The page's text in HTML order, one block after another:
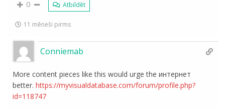
0 Atbildēt
11 mēneši pirms
Conniemab
More content pieces like this would urge the интернет
better.https://myvisualdatabase.com/forum/profile.php?
id=118747